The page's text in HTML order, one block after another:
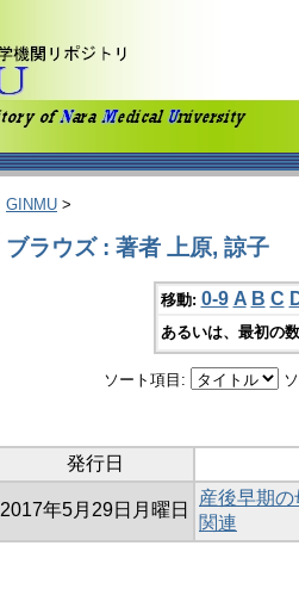
GINMU >
ブラウズ : 著者 上原, 諒子
移動: 0-9 A B C
あるいは、最初の
ソート項目:
発行日
2017年5月29日月曜日
産後早期
関連